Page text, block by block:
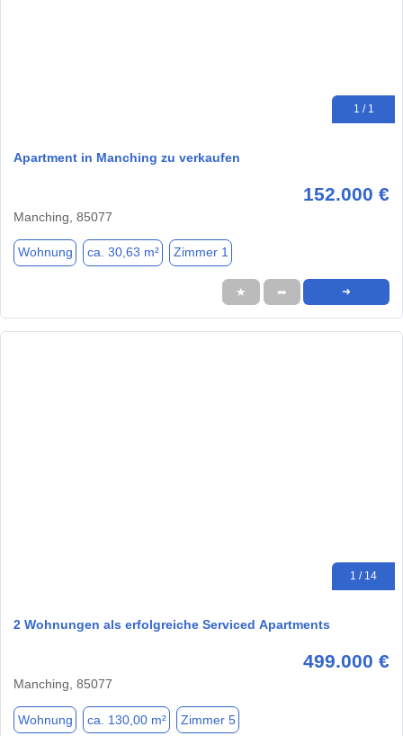
1 / 1
Apartment in Manching zu verkaufen
152.000 €
Manching, 85077
Wohnung ca. 30,63 m² Zimmer 1
★ ➦ ➜
1 / 14
2 Wohnungen als erfolgreiche Serviced Apartments
499.000 €
Manching, 85077
Wohnung ca. 130,00 m² Zimmer 5